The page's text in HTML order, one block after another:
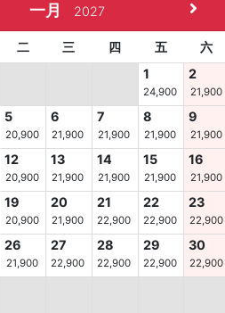
一月 2027
二 三 四 五
六
1
24,900
2
21,900
5
20,900
6
21,900
7
21,900
8
21,900
9
21,900
12
20,900
13
21,900
14
21,900
15
21,900
16
21,900
19
20,900
20
21,900
21
22,900
22
22,900
23
22,900
26
21,900
27
22,900
28
22,900
29
22,900
30
22,900